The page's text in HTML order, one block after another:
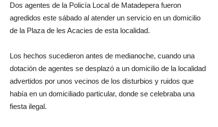
Dos agentes de la Policía Local de Matadepera fueron
agredidos este sábado al atender un servicio en un domicilio
de la Plaza de les Acacies de esta localidad.
Los hechos sucedieron antes de medianoche, cuando una
dotación de agentes se desplazó a un domicilio de la localidad
advertidos por unos vecinos de los disturbios y ruidos que
había en un domiciliado particular, donde se celebraba una
fiesta ilegal.